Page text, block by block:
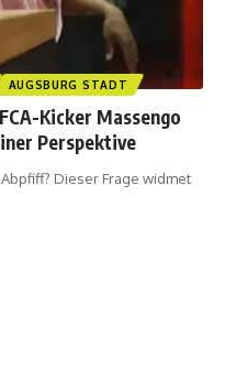
AUGSBURG STADT
Kicker Massengo
Perspektive
Dieser Frage widmet